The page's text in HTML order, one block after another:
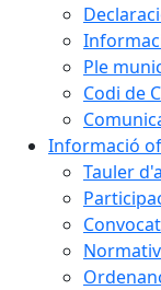
Ple
Codi de
Informació
Tauler